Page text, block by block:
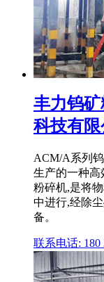
丰力钨
科技有限
ACM/A系列
生产的一种高
粉碎机,是将
中进行,经除
备。
联系电话: 180